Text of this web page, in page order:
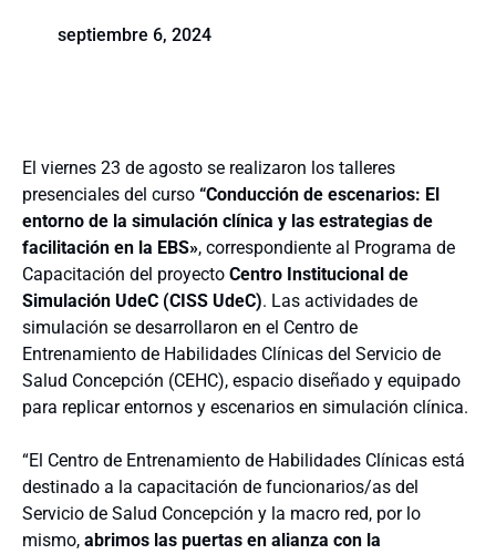
septiembre 6, 2024
El viernes 23 de agosto se realizaron los talleres
presenciales del curso “Conducción de escenarios: El
entorno de la simulación clínica y las estrategias de
facilitación en la EBS», correspondiente al Programa de
Capacitación del proyecto Centro Institucional de
Simulación UdeC (CISS UdeC). Las actividades de
simulación se desarrollaron en el Centro de
Entrenamiento de Habilidades Clínicas del Servicio de
Salud Concepción (CEHC), espacio diseñado y equipado
para replicar entornos y escenarios en simulación clínica.
“El Centro de Entrenamiento de Habilidades Clínicas está
destinado a la capacitación de funcionarios/as del
Servicio de Salud Concepción y la macro red, por lo
mismo, abrimos las puertas en alianza con la